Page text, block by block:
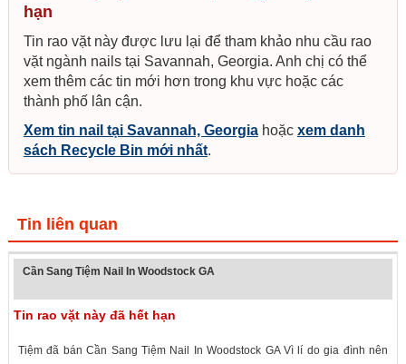
hạn
Tin rao vặt này được lưu lại để tham khảo nhu cầu rao
vặt ngành nails tại Savannah, Georgia. Anh chị có thể
xem thêm các tin mới hơn trong khu vực hoặc các
thành phố lân cận.
Xem tin nail tại Savannah, Georgiahoặc xem danh
sách Recycle Bin mới nhất.
Tin liên quan
Cần Sang Tiệm Nail In Woodstock GA
Tin rao vặt này đã hết hạn
Tiệm đã bán Cần Sang Tiệm Nail In Woodstock GA Vì lí do gia đình nên